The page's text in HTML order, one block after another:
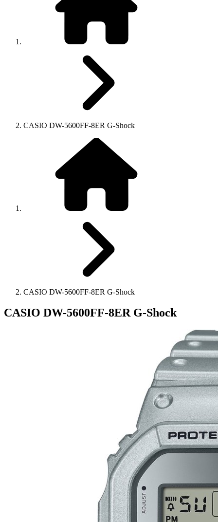
CASIO DW-5600FF-8ER G-Shock
CASIO DW-5600FF-8ER G-Shock
CASIO DW-5600FF-8ER G-Shock